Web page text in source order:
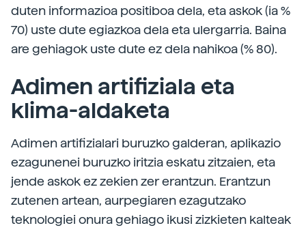
duten informazioa positiboa dela, eta askok (ia %
70) uste dute egiazkoa dela eta ulergarria. Baina
are gehiagok uste dute ez dela nahikoa (% 80).
Adimen artifiziala eta
klima-aldaketa
Adimen artifizialari buruzko galderan, aplikazio
ezagunenei buruzko iritzia eskatu zitzaien, eta
jende askok ez zekien zer erantzun. Erantzun
zutenen artean, aurpegiaren ezagutzako
teknologiei onura gehiago ikusi zizkieten kalteak